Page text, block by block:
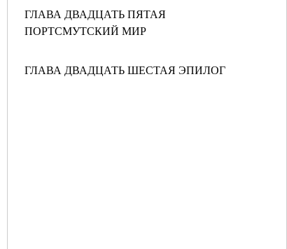
ГЛАВА ДВАДЦАТЬ ПЯТАЯ
ПОРТСМУТСКИЙ МИР
ГЛАВА ДВАДЦАТЬ ШЕСТАЯ ЭПИЛОГ